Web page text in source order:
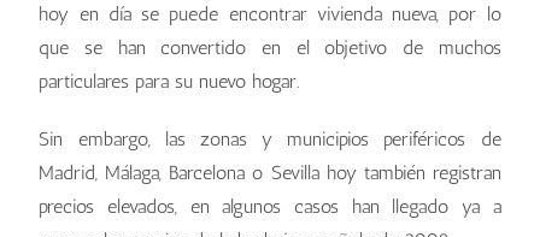
hoy en día se puede encontrar vivienda nueva, por lo
que se han convertido en el objetivo de muchos
particulares para su nuevo hogar.
Sin embargo, las zonas y municipios periféricos de
Madrid, Málaga, Barcelona o Sevilla hoy también registran
precios elevados, en algunos casos han llegado ya a